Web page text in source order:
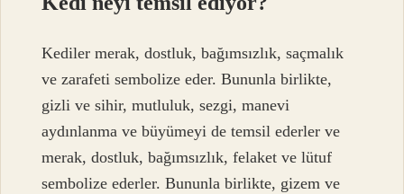
Kediler merak, dostluk, bağımsızlık, saçmalık
ve zarafeti sembolize eder. Bununla birlikte,
gizli ve sihir, mutluluk, sezgi, manevi
aydınlanma ve büyümeyi de temsil ederler ve
merak, dostluk, bağımsızlık, felaket ve lütuf
sembolize ederler. Bununla birlikte, gizem ve